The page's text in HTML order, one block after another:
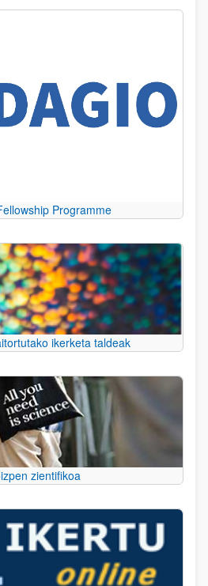
Programme
ikerketa taldeak
zientifikoa